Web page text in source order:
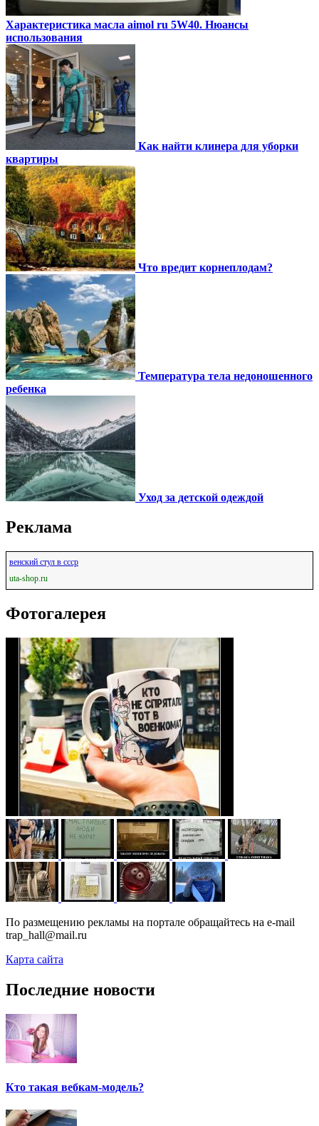
Характеристика масла aimol ru 5W40. Нюансы
использования
Как найти клинера для уборки
квартиры
Что вредит корнеплодам?
Температура тела недоношенного
ребенка
Уход за детской одеждой
Реклама
венский стул в ссср
uta-shop.ru
Фотогалерея
По размещению рекламы на портале обращайтесь на e-mail
trap_hall@mail.ru
Карта сайта
Последние новости
Кто такая вебкам-модель?